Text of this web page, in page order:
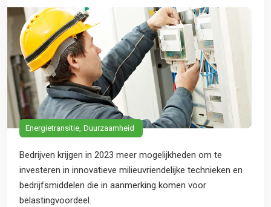
Energietransitie Duurzaamheid
Bedrijven krijgen in 2023 meer mogelijkheden om te
investeren in innovatieve milieuvriendelijke technieken en
bedrijfsmiddelen die in aanmerking komen voor
belastingvoordeel.